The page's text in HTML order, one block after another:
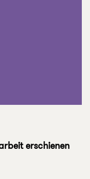
erschienen